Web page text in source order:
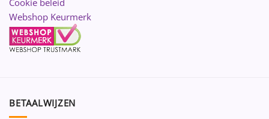
Cookie beleid
Webshop Keurmerk
BETAALWIJZEN